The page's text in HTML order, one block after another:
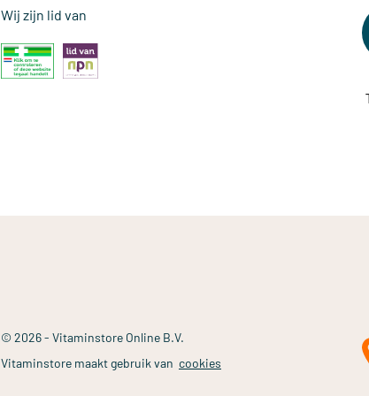
Wij zijn lid van
© 2026 - Vitaminstore Online B.V.
Vitaminstore maakt gebruik van cookies